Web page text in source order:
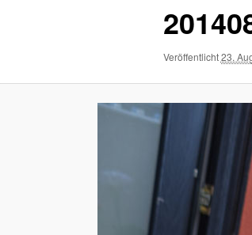
Veröffentlicht23.